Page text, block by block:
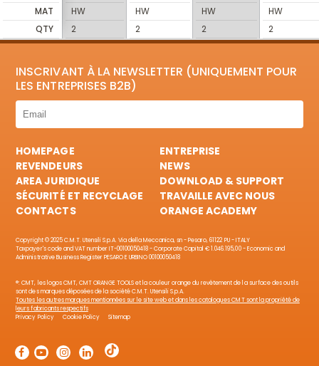
MAT
QTY
HW
2
HW
2
HW
2
HW
2
INSCRIVANT À LA NEWSLETTER (UNIQUEMENT POUR
LES ENTREPRISES B2B)
HOMEPAGE
ENTREPRISE
REVENDEURS
NEWS
AREA JURIDIQUE
DOWNLOAD & SUPPORT
SÉCURITÉ ET RECYCLAGE
TRAVAILLE AVEC NOUS
CONTACTS
ORANGE ACADEMY
Copyright © 2025 C.M.T. Utensili S.p.A. Via della Meccanica, sn - Pesaro, 61122 PU - ITALY
Taxpayer's code and VAT number IT-00100050418 - Corporate Capital € 1.046.195,00 - Economic and
Administrative Business Register PESARO E URBINO 00100050418
®: CMT, les logos CMT, CMT ORANGE TOOLS et la couleur orange du revêtement de la surface des outils
sont des marques déposées de la société C.M.T. Utensili S.p.A.
Toutes les autres marques mentionnées sur le site web et dans les catalogues CMT sont la propriété de
leurs fabricants respectifs
Privacy Policy
Cookie Policy Sitemap